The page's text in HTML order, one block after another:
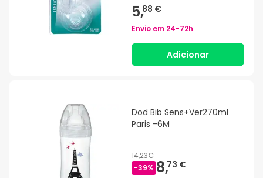
5,88 €
Envio em 24-72h
Adicionar
Dod Bib Sens+Ver270ml
Paris -6M
14,23€
-39% 8,73 €